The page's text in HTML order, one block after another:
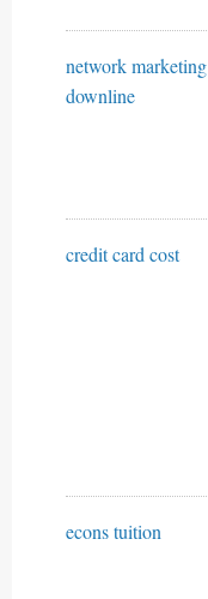
network marketing
downline
credit card cost
econs tuition